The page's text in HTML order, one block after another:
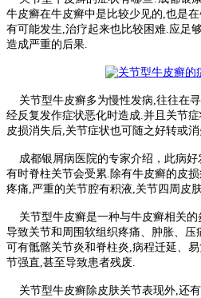
牛皮癣在牛皮癣中是比较少见的,也是
有可能发生,治疗起来也比较困难.应足
造成严重的后果.
关节型牛皮癣多为慢性发病,往往在
经反复发作症状恶化时造成.并且关节
皮损消失后,关节症状也可随之好转或消
成都银屑病医院的专家介绍，此病好
有时脊柱关节会受累.除有牛皮癣的皮
疼痛,严重的关节腔有积液,关节四周皮
关节型牛皮癣是一种与牛皮癣相关的
导致关节和周围软组织疼痛、肿胀、
可有骶髂关节炎和脊柱炎,病程迁延、
节强直,甚至导致患者残废.
关节型牛皮癣除皮肤关节表现外,还